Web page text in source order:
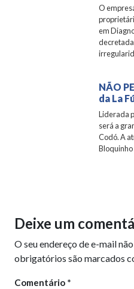
O
em
NÃO
da La
Liderada
será a
Codó. A
Bloquinho
Deixe um
O seu endereço de e-mail
obrigatórios são marcados
Comentário *